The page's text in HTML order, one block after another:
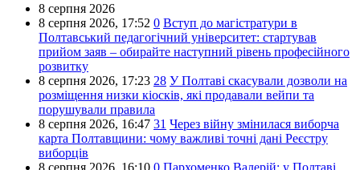
8 серпня 2026
8 серпня 2026, 17:52 0 Вступ до магістратури в
Полтавський педагогічний університет: стартував
прийом заяв – обирайте наступний рівень професійного
розвитку
8 серпня 2026, 17:23 28 У Полтаві скасували дозволи на
розміщення низки кіосків, які продавали вейпи та
порушували правила
8 серпня 2026, 16:47 31 Через війну змінилася виборча
карта Полтавщини: чому важливі точні дані Реєстру
виборців
8 серпня 2026, 16:10 0 Пархоменко Валерій: у Полтаві